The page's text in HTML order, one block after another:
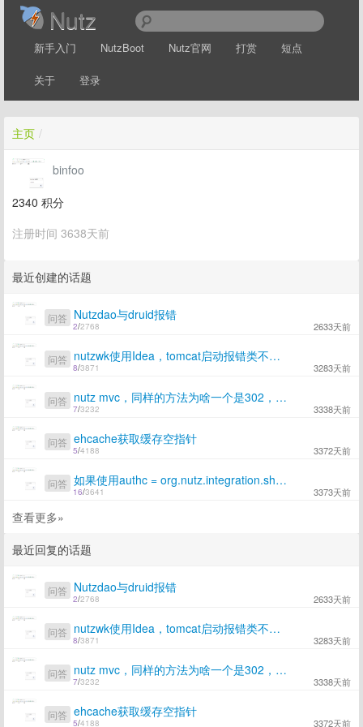
Nutz
新手入门 NutzBoot Nutz官网 打赏 短点
关于 登录
主页 /
binfoo
2340 积分
注册时间 3638天前
最近创建的话题
2/2768 2633天前
问答 Nutzdao与druid报错
8/3871 3283天前
问答 nutzwk使用Idea，tomcat启动报错类不存在
7/3232 3338天前
问答 nutz mvc，同样的方法为啥一个是302，一个是正确的返回值
5/4188 3372天前
问答 ehcache获取缓存空指针
16/3641 3373天前
问答 如果使用authc = org.nutz.integration.shiro.SimpleAuthenticationFilter
查看更多»
最近回复的话题
2/2768 2633天前
问答 Nutzdao与druid报错
8/3871 3283天前
问答 nutzwk使用Idea，tomcat启动报错类不存在
7/3232 3338天前
问答 nutz mvc，同样的方法为啥一个是302，一个是正确的返回值
5/4188 3372天前
问答 ehcache获取缓存空指针